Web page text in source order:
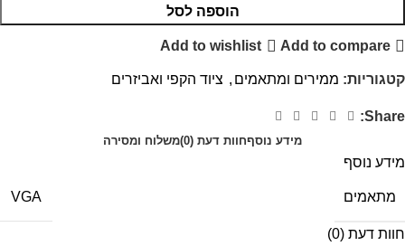
הוספה לסל
Add to compare
Add to wishlist
קטגוריות: ממירים ומתאמים , ציוד הקפי ואביזרים
Share:
מידע נוסףחוות דעת (0) משלוח ומסירה
מידע נוסף
מתאמים VGA
חוות דעת (0)